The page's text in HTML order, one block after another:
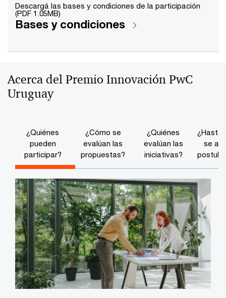
Descargá las bases y condiciones de la participación
(PDF 1.05MB)
Bases y condiciones
Acerca del Premio Innovación PwC
Uruguay
¿Quiénes
pueden
participar?
¿Cómo se
evalúan las
propuestas?
¿Quiénes
evalúan las
iniciativas?
¿Hasta
se